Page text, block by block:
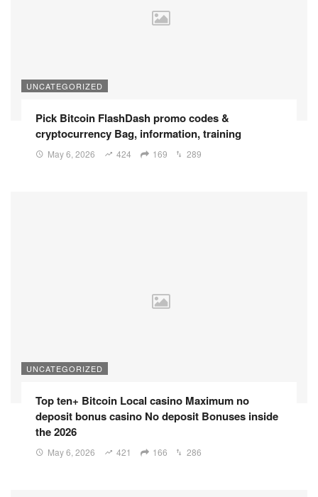
UNCATEGORIZED
Pick Bitcoin FlashDash promo codes &
cryptocurrency Bag, information, training
May 6, 2026 424 169 289
UNCATEGORIZED
Top ten+ Bitcoin Local casino Maximum no
deposit bonus casino No deposit Bonuses inside
the 2026
May 6, 2026 421 166 286